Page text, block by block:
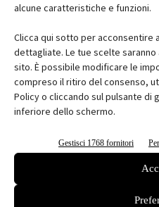
alcune caratteristiche e funzioni.
Clicca qui sotto per acconsentire
dettagliate. Le tue scelte
sito. È possibile modificare le
compreso il ritiro del consenso,
Policy o cliccando sul pulsante di
inferiore dello schermo.
Gestisci 1768 fornitori
prv
lab.arch:
Caffe